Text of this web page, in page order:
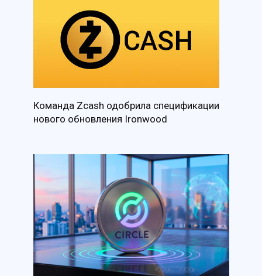
Команда Zcash одобрила спецификации
нового обновления Ironwood